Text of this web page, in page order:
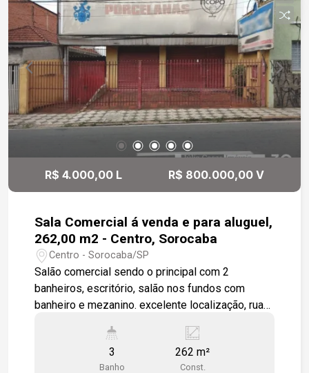
R$ 4.000,00 L R$ 800.000,00 V
Sala Comercial á venda e para aluguel,
262,00 m2 - Centro, Sorocaba
Centro - Sorocaba/SP
Salão comercial sendo o principal com 2
banheiros, escritório, salão nos fundos com
banheiro e mezanino. excelente localização, rua
Gostaria de saber mais informações ou agendar
3
Banho
262 m²
Const.